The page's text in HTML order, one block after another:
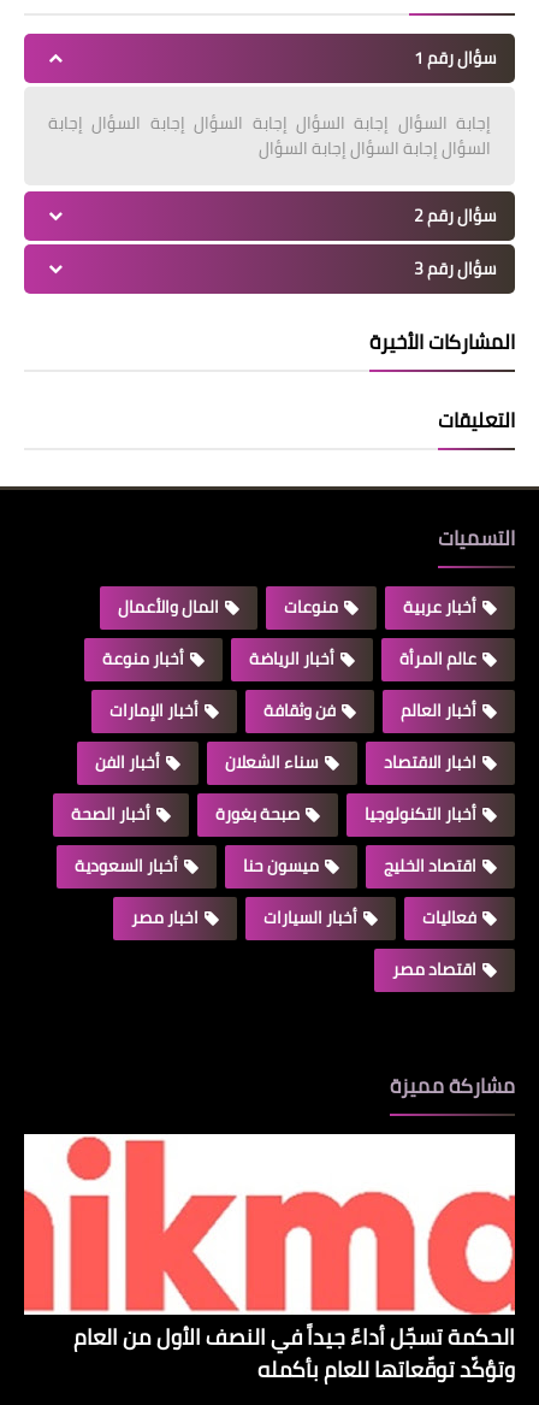
سؤال رقم 1
إجابة السؤال إجابة السؤال إجابة السؤال إجابة السؤال إجابة
السؤال إجابة السؤال إجابة السؤال
سؤال رقم 2
سؤال رقم 3
المشاركات الأخيرة
التعليقات
التسميات
أخبار عربية منوعات
المال والأعمال
عالم المرأة
أخبار الرياضة
أخبار منوعة
أخبار العالم
فن وثقافة
أخبار الإمارات
اخبار الاقتصاد
سناء الشعلان
أخبار الفن
أخبار التكنولوجيا
صبحة بغورة
أخبار الصحة
اقتصاد الخليج
ميسون حنا
أخبار السعودية
فعاليات
أخبار السيارات
اخبار مصر
اقتصاد مصر
مشاركة مميزة
الحكمة تسجّل أداءً جيداً في النصف الأول من العام
وتؤكّد توقّعاتها للعام بأكمله